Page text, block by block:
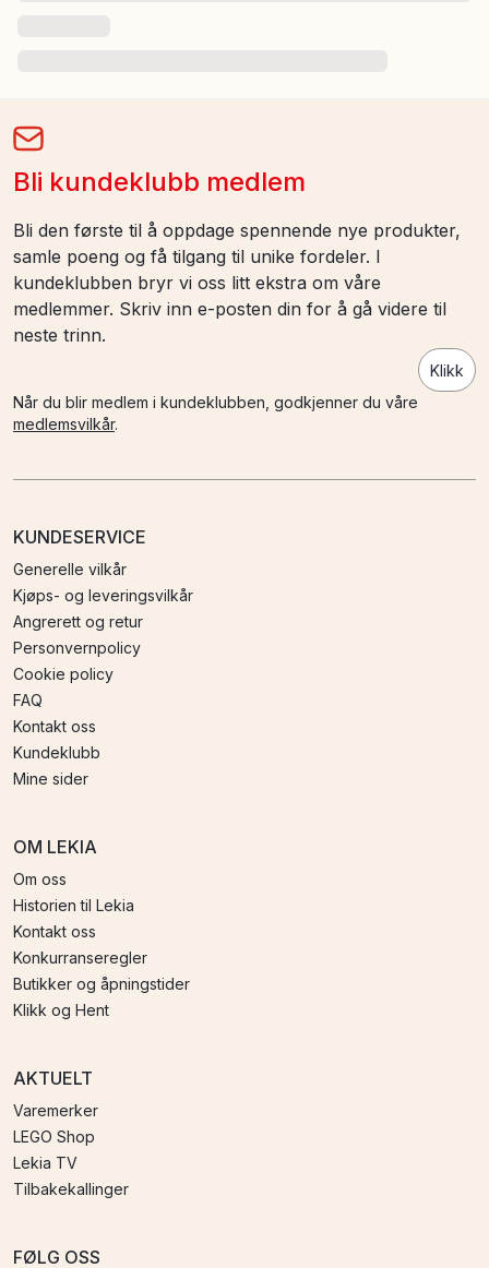
Bli kundeklubb medlem
Bli den første til å oppdage spennende nye produkter,
samle poeng og få tilgang til unike fordeler. I
kundeklubben bryr vi oss litt ekstra om våre
medlemmer. Skriv inn e-posten din for å gå videre til
neste trinn.
Klikk
Når du blir medlem i kundeklubben, godkjenner du våre
medlemsvilkår.
KUNDESERVICE
Generelle vilkår
Kjøps- og leveringsvilkår
Angrerett og retur
Personvernpolicy
Cookie policy
FAQ
Kontakt oss
Kundeklubb
Mine sider
OM LEKIA
Om oss
Historien til Lekia
Kontakt oss
Konkurranseregler
Butikker og åpningstider
Klikk og Hent
AKTUELT
Varemerker
LEGO Shop
Lekia TV
Tilbakekallinger
FØLG OSS